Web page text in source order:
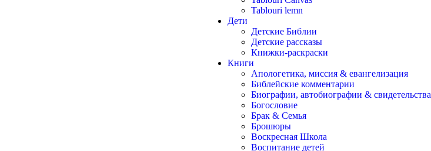
Tablouri lemn
Дети
Детские Библии
Детские рассказы
Книжки-раскраски
Книги
Апологетика, миссия & евангелизация
Библейские комментарии
Биографии, автобиографии & свидетельства
Богословие
Брак & Семья
Брошюры
Воскресная Школа
Воспитание детей